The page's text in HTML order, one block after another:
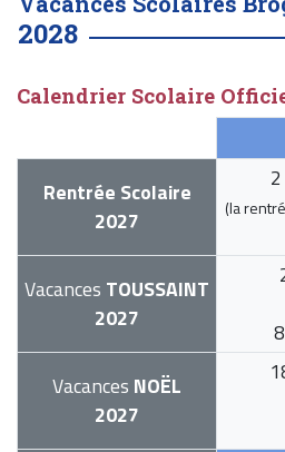
2028
Calendrier Scolaire
Rentrée Scolaire
2027
(la
Vacances TOUSSAINT
2027
Vacances NOËL
2027